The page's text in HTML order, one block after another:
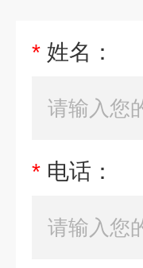
* 姓名：
* 电话：